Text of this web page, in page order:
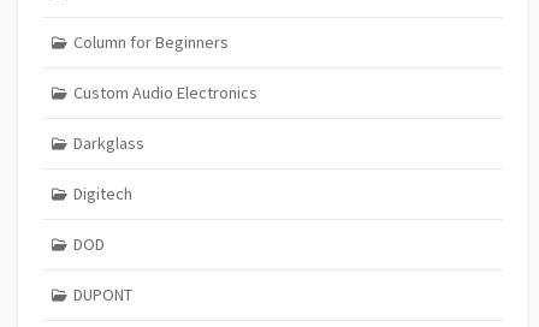
Column for Beginners
Custom Audio Electronics
Darkglass
Digitech
DOD
DUPONT